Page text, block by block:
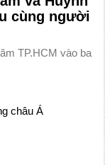
cùng người
TP.HCM vào ba